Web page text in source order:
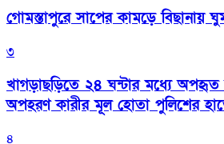
গোমস্তাপুরে সাপের কামড়ে বিছানায়
৩
খাগড়াছড়িতে ২৪ ঘন্টার মধ্যে অপহৃত
অপহরণ কারীর মূল হোতা পুলিশের
৪